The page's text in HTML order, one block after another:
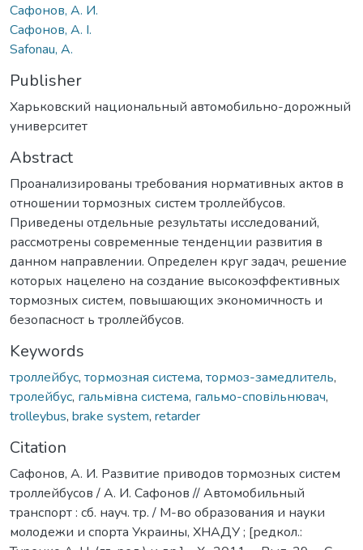
Сафонов, А. И.
Сафонов, А. І.
Safonau, A.
Publisher
Харьковский национальный автомобильно-дорожный
университет
Abstract
Проанализированы требования нормативных актов в
отношении тормозных систем троллейбусов.
Приведены отдельные результаты исследований,
рассмотрены современные тенденции развития в
данном направлении. Определен круг задач, решение
которых нацелено на создание высокоэффективных
тормозных систем, повышающих экономичность и
безопасност ь троллейбусов.
Keywords
троллейбус, тормозная система, тормоз-замедлитель,
тролейбус, гальмівна система, гальмо-сповільнювач,
trolleybus, brake system, retarder
Citation
Сафонов, А. И. Развитие приводов тормозных систем
троллейбусов / А. И. Сафонов // Автомобильный
транспорт : сб. науч. тр. / М-во образования и науки
молодежи и спорта Украины, ХНАДУ ; [редкол.: